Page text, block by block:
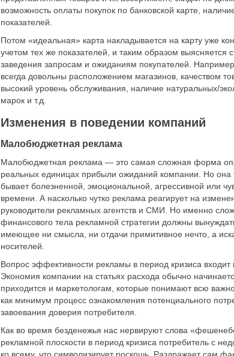
возможность оплаты покупок по банковской карте,
показателей.
Потом «идеальная» карта накладывается на карту уже
учетом тех же показателей, и таким образом выясняется
заведения запросам и ожиданиям покупателей.
всегда довольны расположением магазинов, качеством
высокий уровень обслуживания, наличие натуральных/
марок и т.д.
Изменения в поведении компаний
Малобюджетная реклама
Малобюджетная реклама — это самая сложная форма
реальных единицах прибыли ожиданий компании. Но она
бывает болезненной, эмоциональной, агрессивной или
времени. А насколько чутко реклама реагирует на
руководители рекламных агентств и СМИ. Но именно
финансового тела рекламной стратегии должны
имеющее ни смысла, ни отдачи примитивное нечто, а
носителей.
Вопрос эффективности рекламы в период кризиса входит
Экономия компании на статьях расхода обычно
приходится и маркетологам, которые понимают всю
как минимум процесс ознакомления потенциального
завоевания доверия потребителя.
Как во время безденежья нас нервируют слова
рекламной плоскости в период кризиса потребитель с
ко всему, что символизирует роскошь. Раздражает сам